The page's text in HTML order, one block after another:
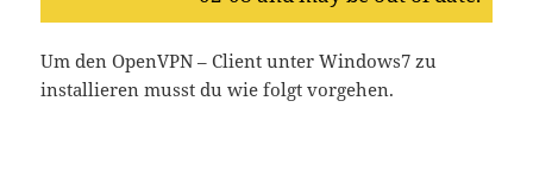
Um den OpenVPN – Client unter Windows7 zu
installieren musst du wie folgt vorgehen.